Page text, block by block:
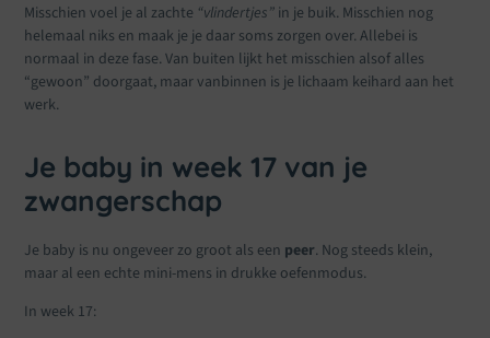
Misschien voel je al zachte “vlindertjes” in je buik. Misschien nog
helemaal niks en maak je je daar soms zorgen over. Allebei is
normaal in deze fase. Van buiten lijkt het misschien alsof alles
“gewoon” doorgaat, maar vanbinnen is je lichaam keihard aan het
werk.
Je baby in week 17 van je
zwangerschap
Je baby is nu ongeveer zo groot als een peer. Nog steeds klein,
maar al een echte mini-mens in drukke oefenmodus.
In week 17: